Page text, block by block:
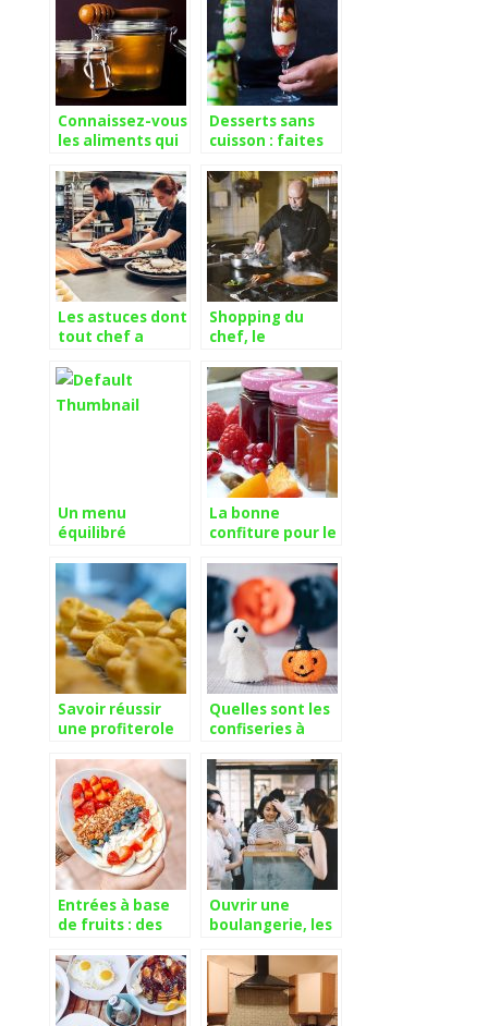
Connaissez-vous
les aliments qui
bonne santé ?
Desserts sans
cuisson : faites
Kiwi et au
spéculoos
Les astuces dont
tout chef a
réussir en
cuisine
Shopping du
chef, le
matériel de
cuisine
Un menu
équilibré
entrée et un
dessert
La bonne
confiture pour le
papilles
Savoir réussir
une profiterole
Quelles sont les
confiseries à
une fête
d’halloween
réussie ?
Entrées à base
de fruits : des
tous les goûts
Ouvrir une
boulangerie, les